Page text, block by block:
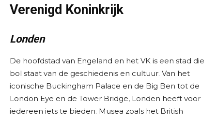
Verenigd Koninkrijk
Londen
De hoofdstad van Engeland en het VK is een stad die
bol staat van de geschiedenis en cultuur. Van het
iconische Buckingham Palace en de Big Ben tot de
London Eye en de Tower Bridge, Londen heeft voor
iedereen iets te bieden. Musea zoals het British